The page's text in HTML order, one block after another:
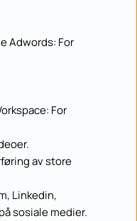
Adwords: For
For
av store
Linkedin,
sosiale medier.